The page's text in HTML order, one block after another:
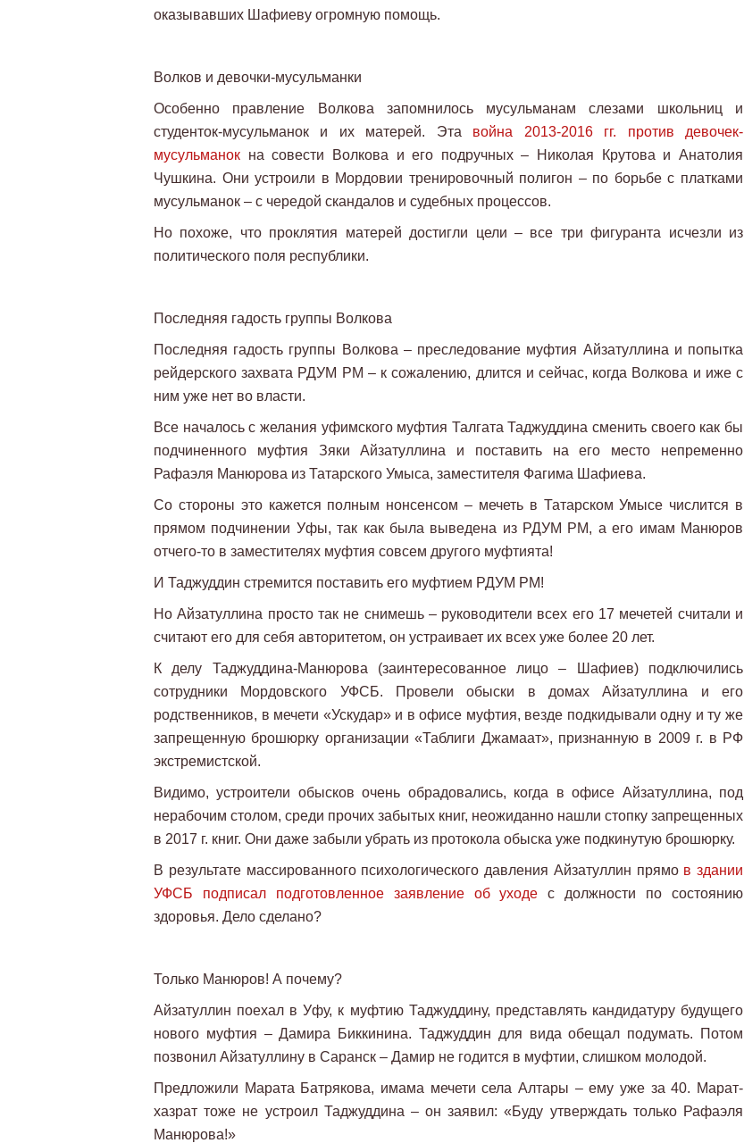
оказывавших Шафиеву огромную помощь.
Волков и девочки-мусульманки
Особенно правление Волкова запомнилось мусульманам слезами школьниц и
студенток-мусульманок и их матерей. Эта война 2013-2016 гг. против девочек-
мусульманок на совести Волкова и его подручных – Николая Крутова и Анатолия
Чушкина. Они устроили в Мордовии тренировочный полигон – по борьбе с платками
мусульманок – с чередой скандалов и судебных процессов.
Но похоже, что проклятия матерей достигли цели – все три фигуранта исчезли из
политического поля республики.
Последняя гадость группы Волкова
Последняя гадость группы Волкова – преследование муфтия Айзатуллина и попытка
рейдерского захвата РДУМ РМ – к сожалению, длится и сейчас, когда Волкова и иже с
ним уже нет во власти.
Все началось с желания уфимского муфтия Талгата Таджуддина сменить своего как бы
подчиненного муфтия Зяки Айзатуллина и поставить на его место непременно
Рафаэля Манюрова из Татарского Умыса, заместителя Фагима Шафиева.
Со стороны это кажется полным нонсенсом – мечеть в Татарском Умысе числится в
прямом подчинении Уфы, так как была выведена из РДУМ РМ, а его имам Манюров
отчего-то в заместителях муфтия совсем другого муфтията!
И Таджуддин стремится поставить его муфтием РДУМ РМ!
Но Айзатуллина просто так не снимешь – руководители всех его 17 мечетей считали и
считают его для себя авторитетом, он устраивает их всех уже более 20 лет.
К делу Таджуддина-Манюрова (заинтересованное лицо – Шафиев) подключились
сотрудники Мордовского УФСБ. Провели обыски в домах Айзатуллина и его
родственников, в мечети «Ускудар» и в офисе муфтия, везде подкидывали одну и ту же
запрещенную брошюрку организации «Таблиги Джамаат», признанную в 2009 г. в РФ
экстремистской.
Видимо, устроители обысков очень обрадовались, когда в офисе Айзатуллина, под
нерабочим столом, среди прочих забытых книг, неожиданно нашли стопку запрещенных
в 2017 г. книг. Они даже забыли убрать из протокола обыска уже подкинутую брошюрку.
В результате массированного психологического давления Айзатуллин прямо в здании
УФСБ подписал подготовленное заявление об уходе с должности по состоянию
здоровья. Дело сделано?
Только Манюров! А почему?
Айзатуллин поехал в Уфу, к муфтию Таджуддину, представлять кандидатуру будущего
нового муфтия – Дамира Биккинина. Таджуддин для вида обещал подумать. Потом
позвонил Айзатуллину в Саранск – Дамир не годится в муфтии, слишком молодой.
Предложили Марата Батрякова, имама мечети села Алтары – ему уже за 40. Марат-
хазрат тоже не устроил Таджуддина – он заявил: «Буду утверждать только Рафаэля
Манюрова!»